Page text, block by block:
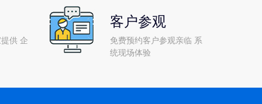
供 企
客户参观
免费预约客户参观亲临 系
统现场体验